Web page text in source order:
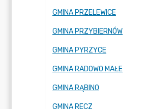
GMINA PRZELEWICE
GMINA PRZYBIERNÓW
GMINA PYRZYCE
GMINA RADOWO MAŁE
GMINA RĄBINO
GMINA RECZ